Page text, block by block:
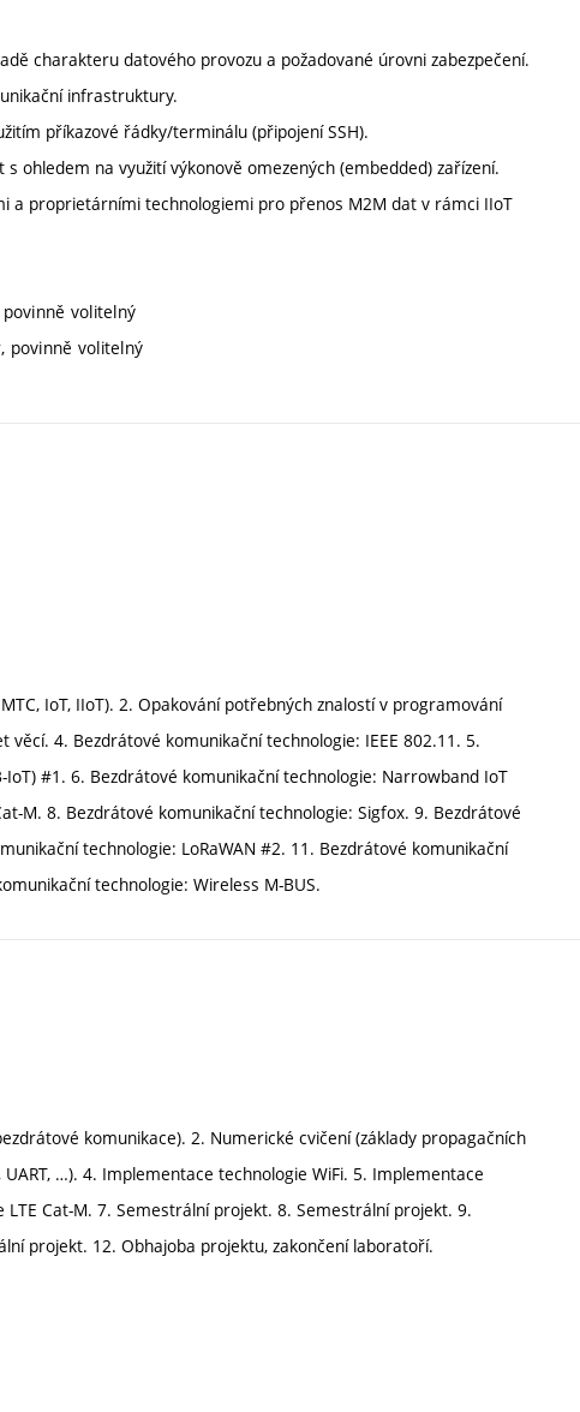
charakteru datového provozu a požadované úrovni zabezpečení.
infrastruktury.
příkazové řádky/terminálu (připojení SSH).
ohledem na využití výkonově omezených (embedded) zařízení.
a proprietárními technologiemi pro přenos M2M dat v rámci IIoT
volitelný
povinně volitelný
IoT, IIoT). 2. Opakování potřebných znalostí v programování
4. Bezdrátové komunikační technologie: IEEE 802.11. 5.
#1. 6. Bezdrátové komunikační technologie: Narrowband IoT
M. 8. Bezdrátové komunikační technologie: Sigfox. 9. Bezdrátové
technologie: LoRaWAN #2. 11. Bezdrátové komunikační
technologie: Wireless M-BUS.
komunikace). 2. Numerické cvičení (základy propagačních
…). 4. Implementace technologie WiFi. 5. Implementace
Cat-M. 7. Semestrální projekt. 8. Semestrální projekt. 9.
projekt. 12. Obhajoba projektu, zakončení laboratoří.